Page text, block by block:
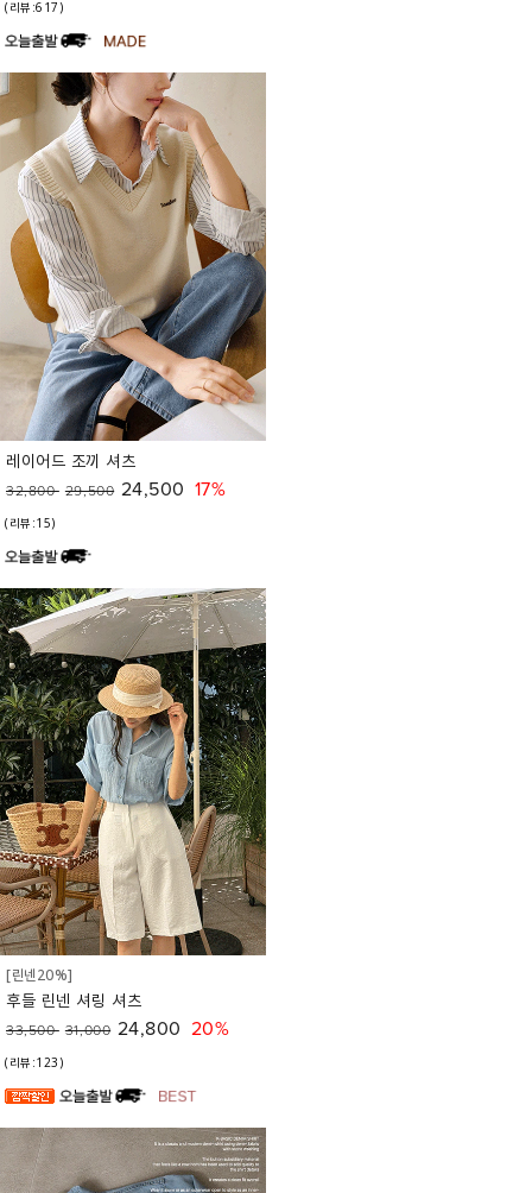
(리뷰:617)
레이어드 조끼 셔츠
32,800 29,500 24,500 17%
(리뷰:15)
[린넨20%]
후들 린넨 셔링 셔츠
33,500 31,000 24,800 20%
(리뷰:123)